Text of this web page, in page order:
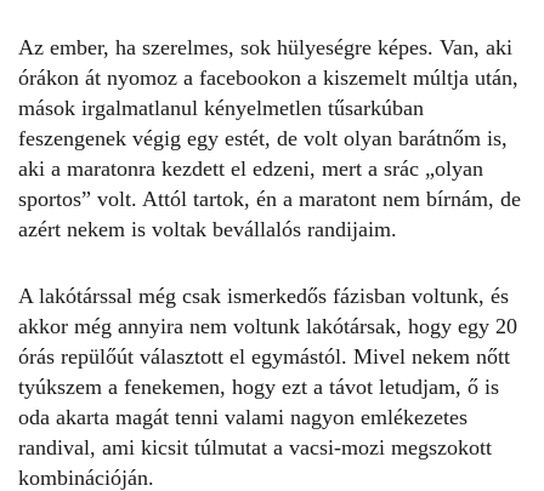
Az ember, ha szerelmes, sok hülyeségre képes. Van, aki
órákon át nyomoz a facebookon a kiszemelt múltja után,
mások irgalmatlanul kényelmetlen tűsarkúban
feszengenek végig egy estét, de volt olyan barátnőm is,
aki a maratonra kezdett el edzeni, mert a srác „olyan
sportos” volt. Attól tartok, én a maratont nem bírnám, de
azért nekem is voltak bevállalós randijaim.
A lakótárssal még csak ismerkedős fázisban voltunk, és
akkor még annyira nem voltunk lakótársak, hogy egy 20
órás repülőút választott el egymástól. Mivel nekem nőtt
tyúkszem a fenekemen, hogy ezt a távot letudjam, ő is
oda akarta magát tenni valami nagyon emlékezetes
randival, ami kicsit túlmutat a vacsi-mozi megszokott
kombinációján.